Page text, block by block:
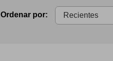
Ordenar por: